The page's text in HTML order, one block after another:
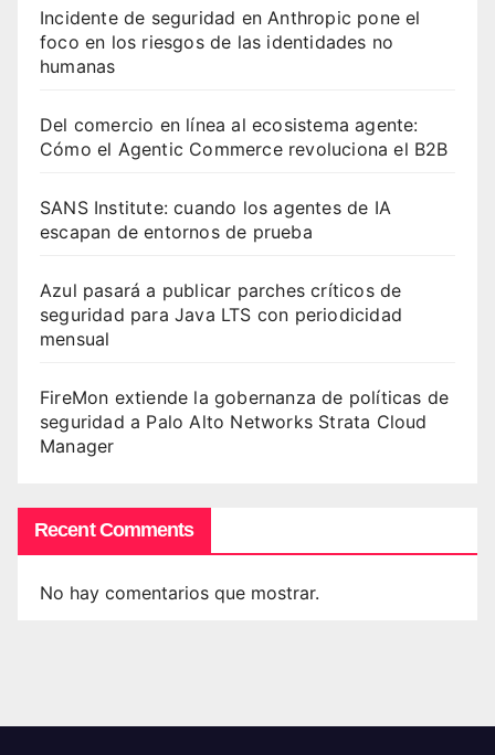
Incidente de seguridad en Anthropic pone el
foco en los riesgos de las identidades no
humanas
Del comercio en línea al ecosistema agente:
Cómo el Agentic Commerce revoluciona el B2B
SANS Institute: cuando los agentes de IA
escapan de entornos de prueba
Azul pasará a publicar parches críticos de
seguridad para Java LTS con periodicidad
mensual
FireMon extiende la gobernanza de políticas de
seguridad a Palo Alto Networks Strata Cloud
Manager
Recent Comments
No hay comentarios que mostrar.